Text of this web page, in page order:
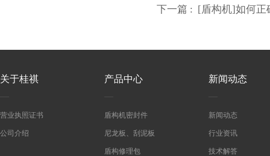
下一篇 : [盾构机]如何正
关于桂祺
营业执照证书
公司介绍
产品中心
盾构机密封件
尼龙板、刮泥板
盾构修理包
新闻动态
新闻动态
行业资讯
技术解答